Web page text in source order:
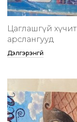
Цаглашгүй хүчит
арслангууд
Дэлгэрэнгүй